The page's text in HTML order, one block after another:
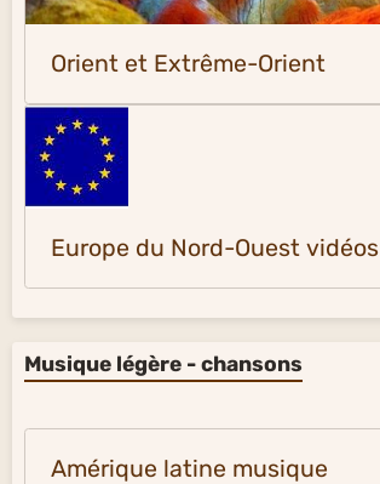
Orient et Extrême-Orient
Europe du Nord-Ouest vidéos
Musique légère - chansons
Amérique latine musique